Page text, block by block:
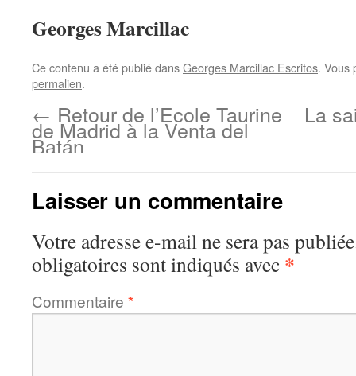
Georges Marcillac
Ce contenu a été publié dansGeorges Marcillac Escritos. Vous
permalien.
← Retour de l’Ecole Taurine
de Madrid à la Venta del
Batán
La
Laisser un commentaire
Votre adresse e-mail ne sera pas
obligatoires sont indiqués avec *
Commentaire *